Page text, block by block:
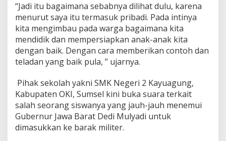
r
u
e
b
u
t
L
m
b
a
g
a
R
“Jadi itu bagaimana sebabnya dilihat dulu, karena
menurut saya itu termasuk pribadi. Pada intinya
kita mengimbau pada warga bagaimana kita
mendidik dan mempersiapkan anak-anak kita
dengan baik. Dengan cara memberikan contoh dan
teladan yang baik pula, ” ujarnya.
Pihak sekolah yakni SMK Negeri 2 Kayuagung,
Kabupaten OKI, Sumsel kini buka suara terkait
salah seorang siswanya yang jauh-jauh menemui
Gubernur Jawa Barat Dedi Mulyadi untuk
dimasukkan ke barak militer.